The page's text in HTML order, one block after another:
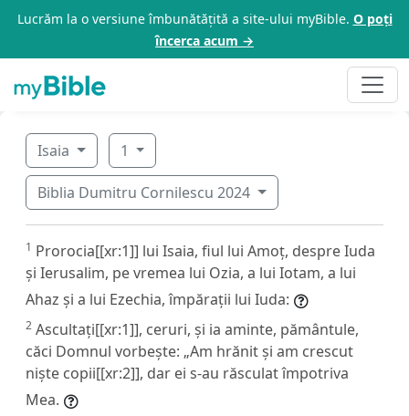
Lucrăm la o versiune îmbunătățită a site-ului myBible. O poți
încerca acum →
Isaia 1
Biblia Dumitru Cornilescu 2024
1 Prorocia[[xr:1]] lui Isaia, fiul lui Amoț, despre Iuda
și Ierusalim, pe vremea lui Ozia, a lui Iotam, a lui
Ahaz și a lui Ezechia, împărații lui Iuda:
2 Ascultați[[xr:1]], ceruri, și ia aminte, pământule,
căci Domnul vorbește: „Am hrănit și am crescut
niște copii[[xr:2]], dar ei s-au răsculat împotriva
Mea.